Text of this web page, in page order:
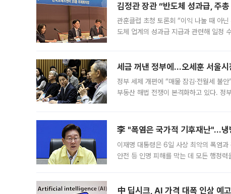
김정관 장관 “반도체 성과급, 주
관훈클럽 초청 토론회 “이익 나눌 때 아
도체 업계의 성과급 지급과 관련해 일정
세금 꺼낸 정부에…오세훈 서울
정부 세제 개편에 “매물 잠김·전월세 불
부동산 해법 전쟁이 본격화하고 있다. 정
李 "폭염은 국가적 기후재난"…냉
이재명 대통령은 6일 사상 최악의 폭염
안전 등 인명 피해를 막는 데 모든 행정
中 딥시크, AI 가격 대폭 인상 예